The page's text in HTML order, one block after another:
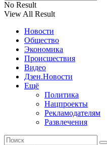
No Result
View All Result
Новости
Общество
Экономика
Происшествия
Видео
Дзен.Новости
Ещё
Политика
Нацпроекты
Рекламодателям
Развлечения